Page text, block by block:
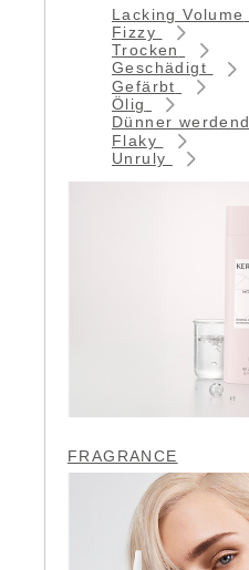
Lacking Volume
Fizzy
Trocken
Geschädigt
Gefärbt
Ölig
Dünner werdend
Flaky
Unruly
FRAGRANCE